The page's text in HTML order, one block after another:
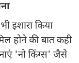
इशारा किया
होने की बात कही
'नो किंग्स' जैसे